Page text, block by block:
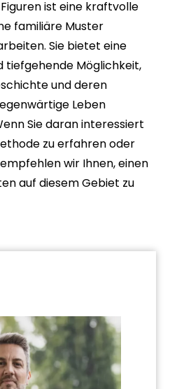
ist eine kraftvolle
familiäre Muster
Sie bietet eine
tiefgehende Möglichkeit,
und deren
Leben
Sie daran interessiert
zu erfahren oder
wir Ihnen, einen
auf diesem Gebiet zu